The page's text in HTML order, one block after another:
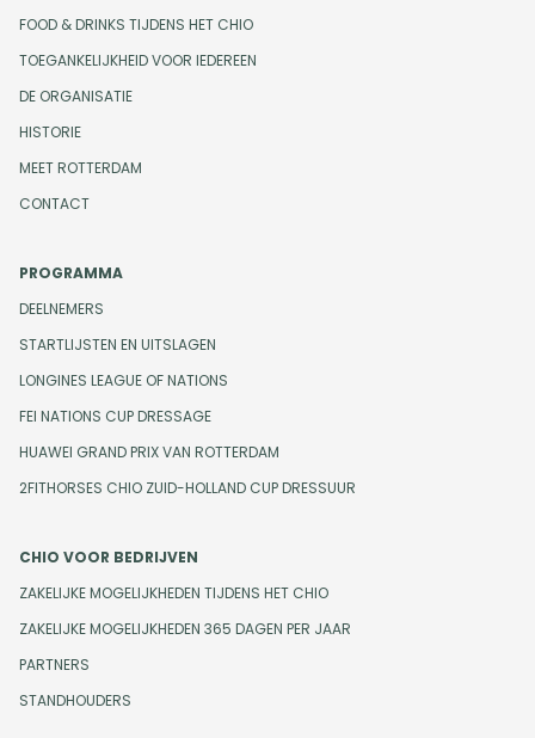
FOOD & DRINKS TIJDENS HET CHIO
TOEGANKELIJKHEID VOOR IEDEREEN
DE ORGANISATIE
HISTORIE
MEET ROTTERDAM
CONTACT
PROGRAMMA
DEELNEMERS
STARTLIJSTEN EN UITSLAGEN
LONGINES LEAGUE OF NATIONS
FEI NATIONS CUP DRESSAGE
HUAWEI GRAND PRIX VAN ROTTERDAM
2FITHORSES CHIO ZUID-HOLLAND CUP DRESSUUR
CHIO VOOR BEDRIJVEN
ZAKELIJKE MOGELIJKHEDEN TIJDENS HET CHIO
ZAKELIJKE MOGELIJKHEDEN 365 DAGEN PER JAAR
PARTNERS
STANDHOUDERS